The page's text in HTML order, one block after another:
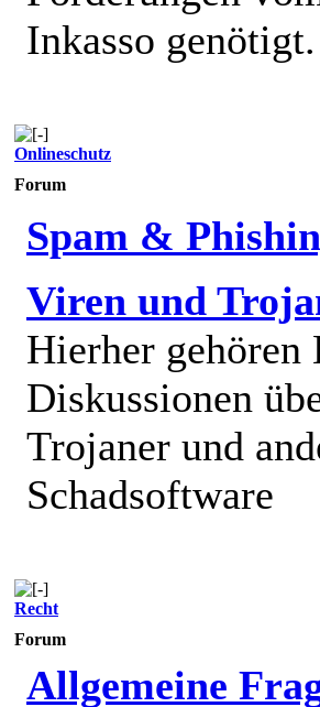
Inkasso genötigt.
Onlineschutz
Forum
Spam &
Viren und
Hierher gehören
Diskussionen
Trojaner und
Schadsoftware
Recht
Forum
Allgemeine